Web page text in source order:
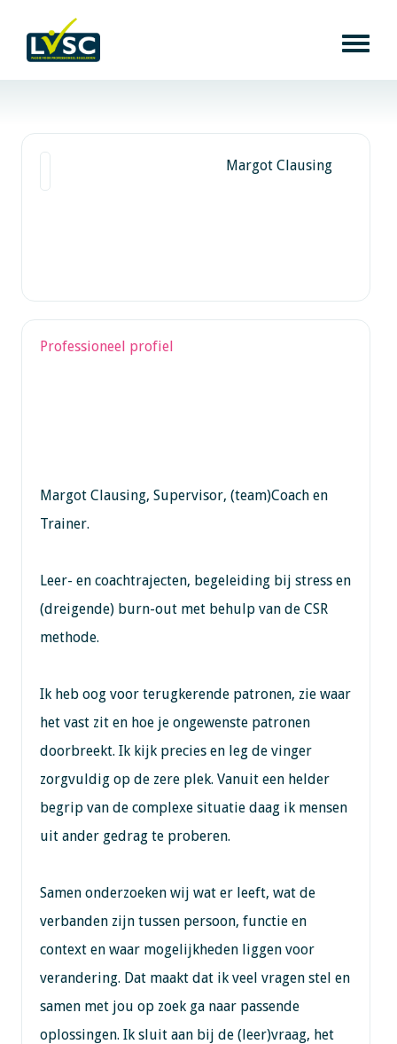
Margot Clausing
Professioneel profiel
Margot Clausing, Supervisor, (team)Coach en
Trainer.
Leer- en coachtrajecten, begeleiding bij stress en
(dreigende) burn-out met behulp van de CSR
methode.
Ik heb oog voor terugkerende patronen, zie waar
het vast zit en hoe je ongewenste patronen
doorbreekt. Ik kijk precies en leg de vinger
zorgvuldig op de zere plek. Vanuit een helder
begrip van de complexe situatie daag ik mensen
uit ander gedrag te proberen.
Samen onderzoeken wij wat er leeft, wat de
verbanden zijn tussen persoon, functie en
context en waar mogelijkheden liggen voor
verandering. Dat maakt dat ik veel vragen stel en
samen met jou op zoek ga naar passende
oplossingen. Ik sluit aan bij de (leer)vraag, het